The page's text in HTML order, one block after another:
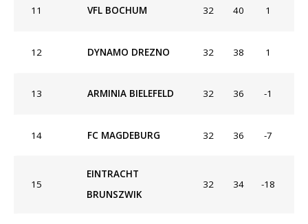
11 VFL BOCHUM 32 40 1
12 DYNAMO DREZNO 32 38 1
13 ARMINIA BIELEFELD 32 36 -1
14 FC MAGDEBURG 32 36 -7
15
EINTRACHT
BRUNSZWIK
32 34 -18